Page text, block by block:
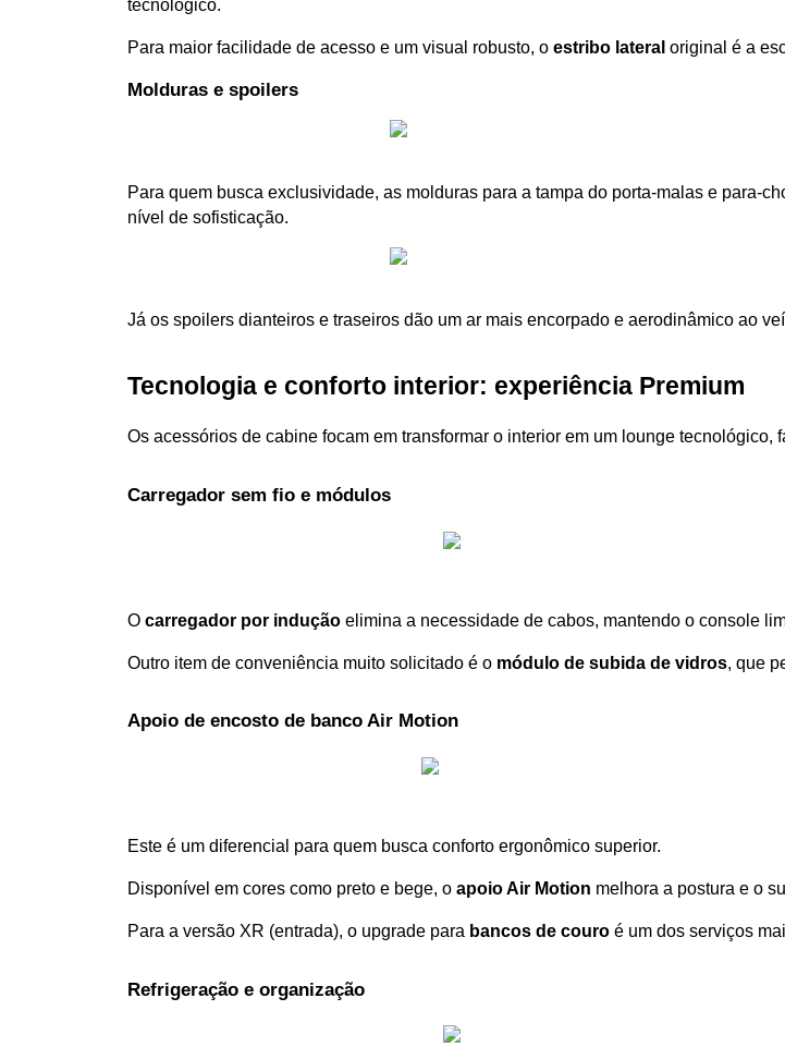
tecnológico.
Para maior facilidade de acesso e um visual robusto, o estribo lateral original é a
Molduras e spoilers
Para quem busca exclusividade, as molduras para a tampa do porta-malas e para-
nível de sofisticação.
Já os spoilers dianteiros e traseiros dão um ar mais encorpado e aerodinâmico ao
Tecnologia e conforto interior: experiência Premium
Os acessórios de cabine focam em transformar o interior em um lounge
Carregador sem fio e módulos
O carregador por indução elimina a necessidade de cabos, mantendo o console
Outro item de conveniência muito solicitado é o módulo de subida de vidros, que
Apoio de encosto de banco Air Motion
Este é um diferencial para quem busca conforto ergonômico superior.
Disponível em cores como preto e bege, o apoio Air Motion melhora a postura e o
Para a versão XR (entrada), o upgrade para bancos de couro é um dos serviços
Refrigeração e organização